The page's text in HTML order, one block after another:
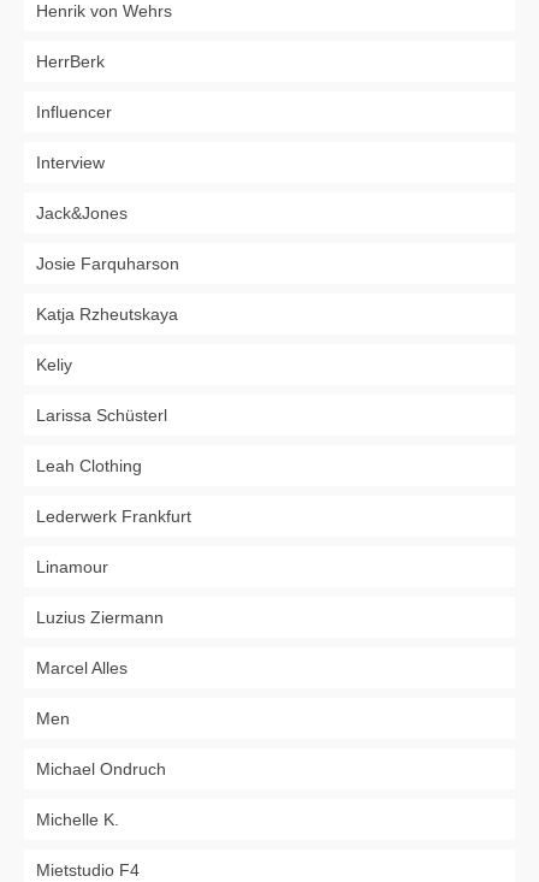
Henrik von Wehrs
HerrBerk
Influencer
Interview
Jack&Jones
Josie Farquharson
Katja Rzheutskaya
Keliy
Larissa Schüsterl
Leah Clothing
Lederwerk Frankfurt
Linamour
Luzius Ziermann
Marcel Alles
Men
Michael Ondruch
Michelle K.
Mietstudio F4